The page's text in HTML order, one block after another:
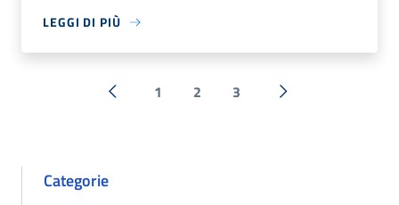
LEGGI DI PIÙ
« Precedente
1 2 3 Successiva »
Categorie